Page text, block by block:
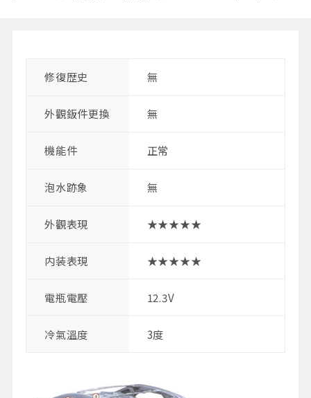
修復歴史 無
外觀鈑件更換 無
機能件 正常
泡水跡象 無
外觀表現 ★★★★★
内装表現 ★★★★★
電瓶電壓 12.3V
冷氣溫度 3度